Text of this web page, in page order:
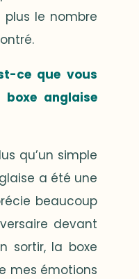
plus le nombre
ce que vous
anglaise
qu’un simple
a été une
beaucoup
devant
sortir, la boxe
mes émotions